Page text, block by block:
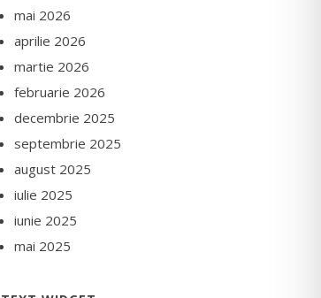
mai 2026
aprilie 2026
martie 2026
februarie 2026
decembrie 2025
septembrie 2025
august 2025
iulie 2025
iunie 2025
mai 2025